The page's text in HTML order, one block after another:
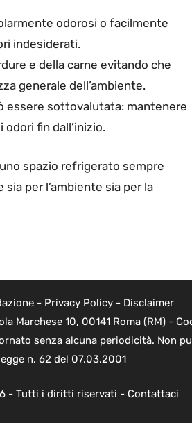
odorosi o facilmente
indesiderati.
e della carne evitando che
generale dell’ambiente.
essere sottovalutata: mantenere
fin dall’inizio.
spazio refrigerato sempre
per l’ambiente sia per la
- Privacy Policy- Disclaimer
10, 00141 Roma (RM) -
senza alcuna periodicità. Non
n. 62 del 07.03.2001
- Tutti i diritti riservati - Contattaci